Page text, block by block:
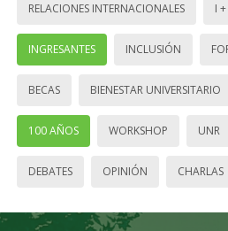
RELACIONES INTERNACIONALES I
INGRESANTES INCLUSIÓN
BECAS BIENESTAR UNIVERSITARIO
100 AÑOS WORKSHOP UNR
DEBATES OPINIÓN CHARLAS